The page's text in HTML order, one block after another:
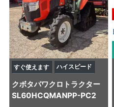
すぐ使えます ハイスピード
クボタパワクロトラクター
SL60HCQMANPP-PC2